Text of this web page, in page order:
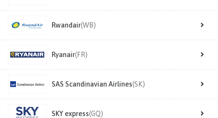
Rwandair(WB)
Ryanair(FR)
SAS Scandinavian Airlines(SK)
SKY express(GQ)